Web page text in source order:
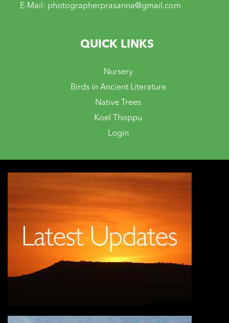
E-Mail: photographerprasanna@gmail.com
QUICK LINKS
Nursery
Birds in Ancient Literature
Native Trees
Koel Thoppu
Login